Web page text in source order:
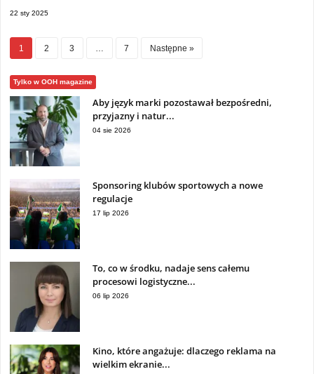
22 sty 2025
1 2 3 7 Następne »
Tylko w OOH magazine
Aby język marki pozostawał bezpośredni,
przyjazny i natur...
04 sie 2026
Sponsoring klubów sportowych a nowe
regulacje
17 lip 2026
To, co w środku, nadaje sens całemu
procesowi logistyczne...
06 lip 2026
Kino, które angażuje: dlaczego reklama na
wielkim ekranie...